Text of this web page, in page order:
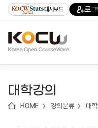
기
기
기
content)
가
대시보드 로
대학강의
HOME 강의분류 대